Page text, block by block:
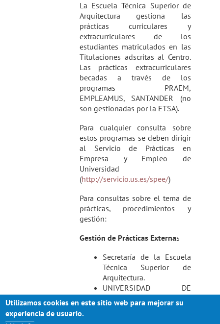
La Escuela Técnica Superior de
Arquitectura gestiona las
prácticas curriculares y
extracurriculares de los
estudiantes matriculados en las
Titulaciones adscritas al Centro.
Las prácticas extracurriculares
becadas a través de los
programas PRAEM,
EMPLEAMUS, SANTANDER (no
son gestionadas por la ETSA).
Para cualquier consulta sobre
estos programas se deben dirigir
al Servicio de Prácticas en
Empresa y Empleo de
Universidad
(http://servicio.us.es/spee/)
Para consultas sobre el tema de
prácticas, procedimientos y
gestión:
Gestión de Prácticas Externas
Secretaría de la Escuela
Técnica Superior de
Arquitectura.
UNIVERSIDAD DE
SEVILLA
Avda. de Reina Mercedes,
Utilizamos cookies en este sitio web para mejorar su
experiencia de usuario.